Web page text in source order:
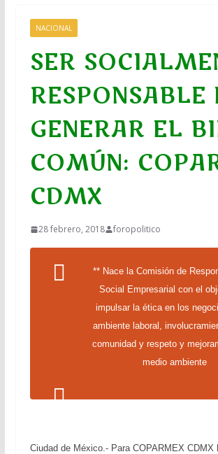
NACIONAL
SER
RESPONSABLE
GENERAR EL
COMÚN:
CDMX
28 febrero, 2018 foropolitico
** Nace la Comisión de
Social Empresarial con el
impulsar la ética en los
ambiente laboral,
comunidad y respeto y
medio ambiente
Ciudad de México.- Para COPARMEX CDMX